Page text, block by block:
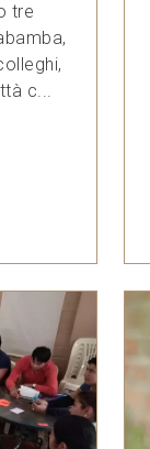
tre
c...